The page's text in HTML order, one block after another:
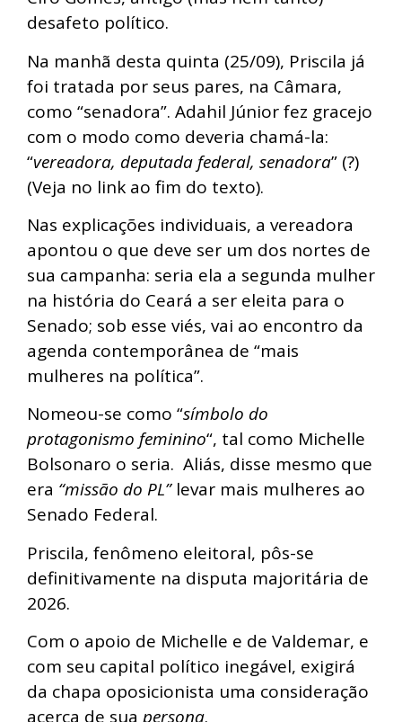
desafeto político.
Na manhã desta quinta (25/09), Priscila já
foi tratada por seus pares, na Câmara,
como “senadora”. Adahil Júnior fez gracejo
com o modo como deveria chamá-la:
“vereadora, deputada federal, senadora” (?)
(Veja no link ao fim do texto).
Nas explicações individuais, a vereadora
apontou o que deve ser um dos nortes de
sua campanha: seria ela a segunda mulher
na história do Ceará a ser eleita para o
Senado; sob esse viés, vai ao encontro da
agenda contemporânea de “mais
mulheres na política”.
Nomeou-se como “símbolo do
protagonismo feminino“, tal como Michelle
Bolsonaro o seria. Aliás, disse mesmo que
era “missão do PL”levar mais mulheres ao
Senado Federal.
Priscila, fenômeno eleitoral, pôs-se
definitivamente na disputa majoritária de
2026.
Com o apoio de Michelle e de Valdemar, e
com seu capital político inegável, exigirá
da chapa oposicionista uma consideração
acerca de sua persona.